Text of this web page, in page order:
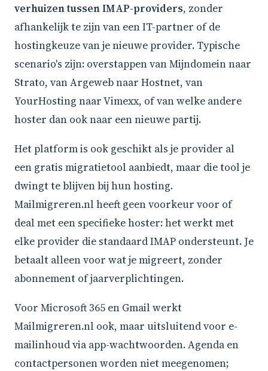
verhuizen tussen IMAP-providers, zonder
afhankelijk te zijn van een IT-partner of de
hostingkeuze van je nieuwe provider. Typische
scenario's zijn: overstappen van Mijndomein naar
Strato, van Argeweb naar Hostnet, van
YourHosting naar Vimexx, of van welke andere
hoster dan ook naar een nieuwe partij.
Het platform is ook geschikt als je provider al
een gratis migratietool aanbiedt, maar die tool je
dwingt te blijven bij hun hosting.
Mailmigreren.nl heeft geen voorkeur voor of
deal met een specifieke hoster: het werkt met
elke provider die standaard IMAP ondersteunt. Je
betaalt alleen voor wat je migreert, zonder
abonnement of jaarverplichtingen.
Voor Microsoft 365 en Gmail werkt
Mailmigreren.nl ook, maar uitsluitend voor e-
mailinhoud via app-wachtwoorden. Agenda en
contactpersonen worden niet meegenomen;